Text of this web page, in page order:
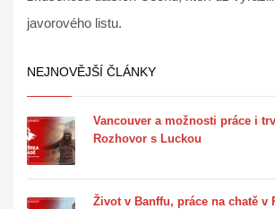
javorového listu.
NEJNOVĚJŠÍ ČLÁNKY
Vancouver a možnosti práce i
Rozhovor s Luckou
Život v Banffu, práce na chatě v